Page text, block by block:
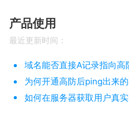
产品使用
最近更新时间：
域名能否直接A记录指向高
为何开通高防后ping出来
如何在服务器获取用户真实